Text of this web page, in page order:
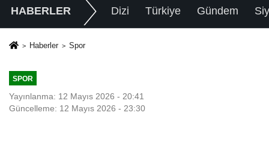
HABERLER Dizi Türkiye Gündem
Haberler Spor
SPOR
Yayınlanma: 12 Mayıs 2026 - 20:41
Güncelleme: 12 Mayıs 2026 - 23:30